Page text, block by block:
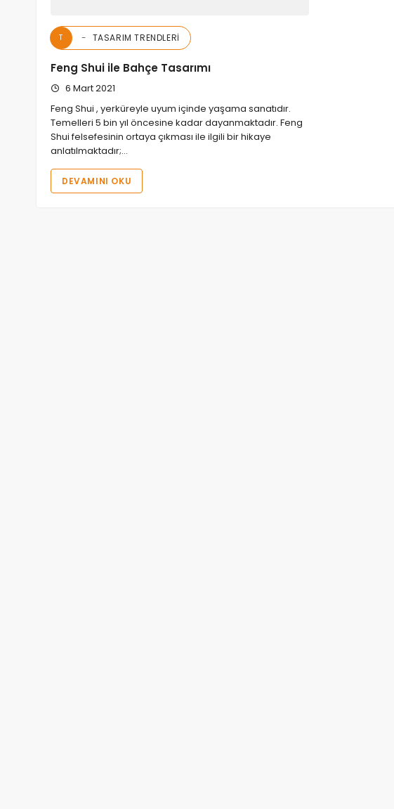
T TASARIM TRENDLERI
Feng Shui ile Bahçe Tasarımı
6 Mart 2021
Feng Shui , yerküreyle uyum içinde yaşama sanatıdır.
Temelleri 5 bin yıl öncesine kadar dayanmaktadır. Feng
Shui felsefesinin ortaya çıkması ile ilgili bir hikaye
anlatılmaktadır;…
DEVAMINI OKU